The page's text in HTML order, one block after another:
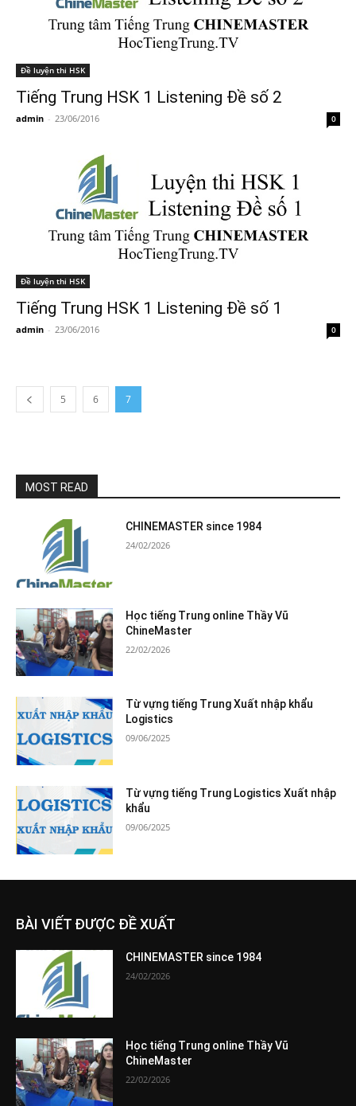
Đề luyện thi HSK
Tiếng Trung HSK 1 Listening Đề số 2
admin - 23/06/2016 0
Đề luyện thi HSK
Tiếng Trung HSK 1 Listening Đề số 1
admin - 23/06/2016 0
5 6 7
MOST READ
CHINEMASTER since 1984
24/02/2026
Học tiếng Trung online Thầy Vũ
ChineMaster
22/02/2026
Từ vựng tiếng Trung Xuất nhập khẩu
Logistics
09/06/2025
Từ vựng tiếng Trung Logistics Xuất nhập
khẩu
09/06/2025
BÀI VIẾT ĐƯỢC ĐỀ XUẤT
CHINEMASTER since 1984
24/02/2026
Học tiếng Trung online Thầy Vũ
ChineMaster
22/02/2026